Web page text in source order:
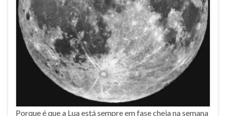
Porque é que a Lua está sempre em fase cheia na semana